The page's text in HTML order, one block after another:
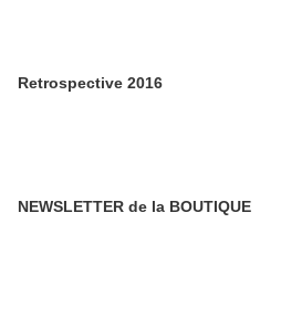
Retrospective 2016
NEWSLETTER de la BOUTIQUE